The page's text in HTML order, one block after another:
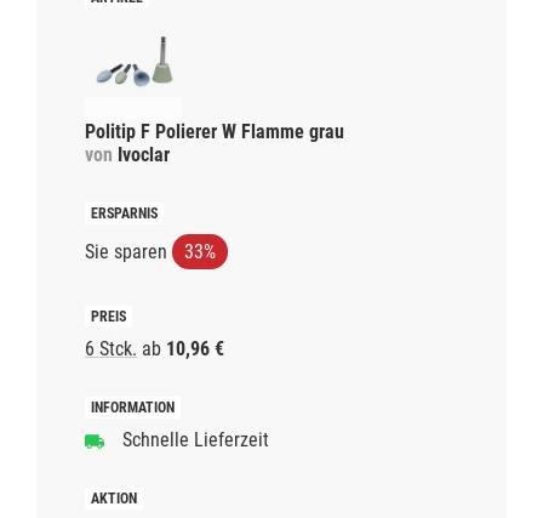
Politip F Polierer W Flamme grau
von Ivoclar
Sie sparen 33%
6 Stck. ab 10,96 €
Schnelle Lieferzeit